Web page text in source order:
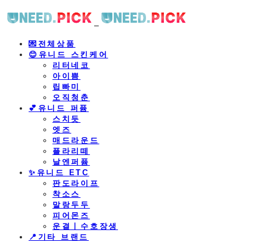
💌전체상품
😊유니드 스킨케어
리터네코
아이쁨
립빠미
오직청춘
💕유니드 퍼퓸
스치듯
엣즈
매드라운드
플라리떼
날엔퍼퓸
​✨유니드 ETC
판도라이프
착소스
말랑두두
피어몬즈
운결ㅣ수호장생
📍기타 브랜드